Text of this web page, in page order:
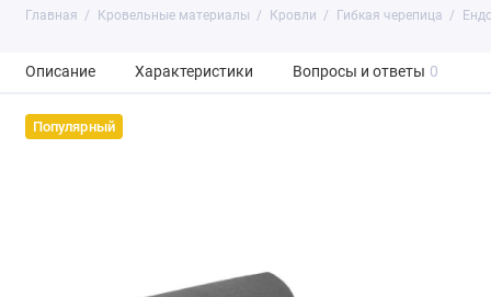
Главная Кровельные материалы Кровли Гибкая черепица
Описание Характеристики Вопросы и ответы 0
Популярный